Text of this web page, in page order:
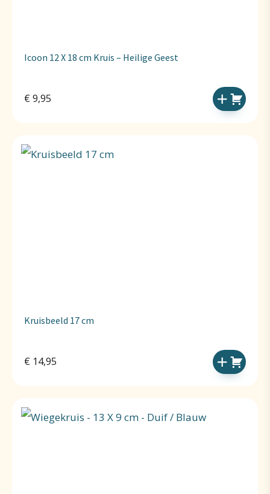
Icoon 12 X 18 cm Kruis – Heilige Geest
€ 9,95
Kruisbeeld 17 cm
€ 14,95